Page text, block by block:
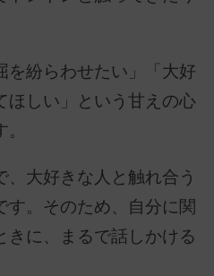
を紛らわせたい」「大好
ほしい」という甘えの心
大好きな人と触れ合う
す。そのため、自分に関
きに、まるで話しかける